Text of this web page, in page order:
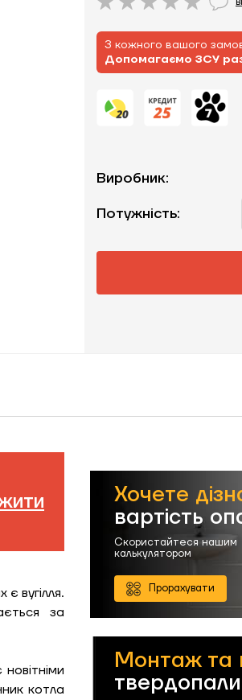
З кожного вашого
Допомагаємо ЗСУ
Виробник:
Потужність:
вугілля.
за
котла
Хочете
вартість
Скористайтеся нашим
калькулятором
Прорахувати
Монтаж та